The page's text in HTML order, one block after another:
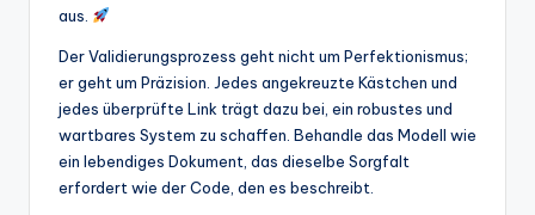
aus.
Der Validierungsprozess geht nicht um Perfektionismus;
er geht um Präzision. Jedes angekreuzte Kästchen und
jedes überprüfte Link trägt dazu bei, ein robustes und
wartbares System zu schaffen. Behandle das Modell wie
ein lebendiges Dokument, das dieselbe Sorgfalt
erfordert wie der Code, den es beschreibt.